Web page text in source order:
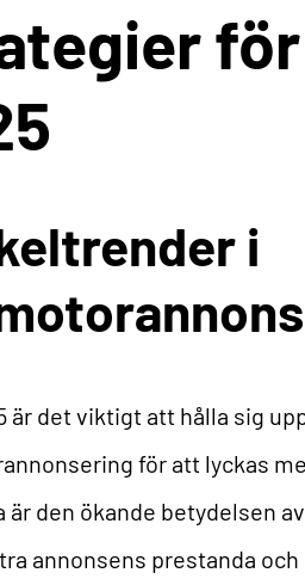
i
är det viktigt att hålla sig
för att lyckas
är den ökande betydelsen
annonsens prestanda